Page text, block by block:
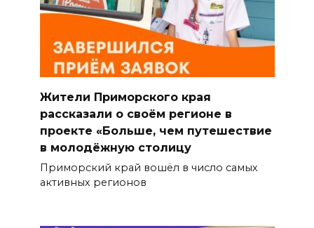
Жители Приморского края
рассказали о своём регионе в
проекте «Больше, чем путешествие
в молодёжную столицу
Приморский край вошёл в число самых
активных регионов